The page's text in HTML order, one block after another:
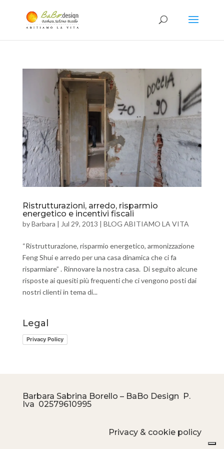
Ristrutturazioni, arredo, risparmio
energetico e incentivi fiscali
byBarbara | Jul 29, 2013 | BLOG ABITIAMO LA VITA
“Ristrutturazione, risparmio energetico, armonizzazione
Feng Shui e arredo per una casa dinamica che ci fa
risparmiare” . Rinnovare la nostra casa. Di seguito alcune
risposte ai quesiti più frequenti che ci vengono posti dai
nostri clienti in tema di...
Legal
Privacy Policy
Barbara Sabrina Borello – BaBo Design P.
Iva 02579610995
Privacy & cookie policy